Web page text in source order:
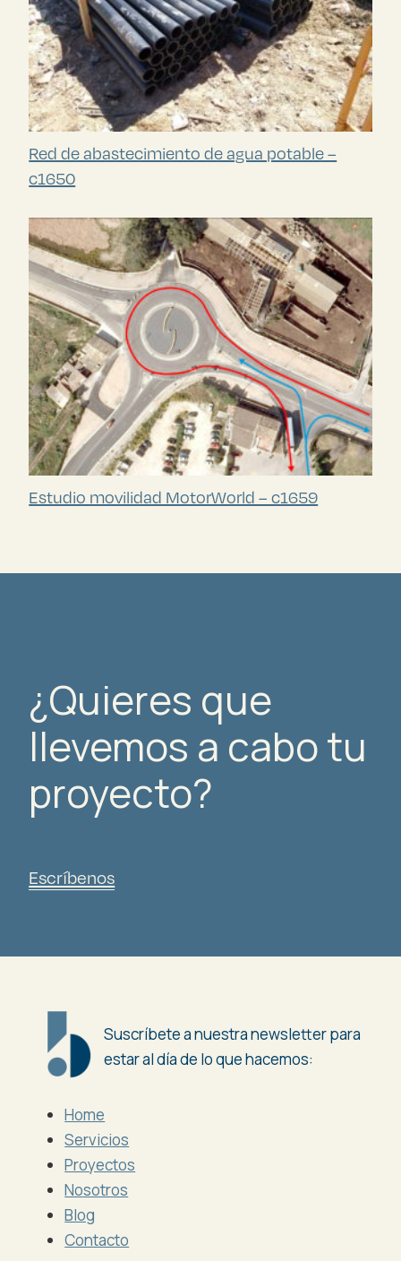
Red de abastecimiento de agua potable –
c1650
Estudio movilidad MotorWorld – c1659
¿Quieres que
llevemos a cabo tu
proyecto?
Escríbenos
Suscríbete a nuestra newsletter para
estar al día de lo que hacemos:
Home
Servicios
Proyectos
Nosotros
Blog
Contacto